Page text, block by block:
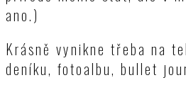
ano.)
Krásně vynikne třeba na
deníku, fotoalbu, bullet